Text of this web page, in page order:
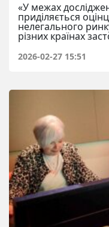
«У межах
приділяється
нелегального
різних країнах
2026-02-27 15:51